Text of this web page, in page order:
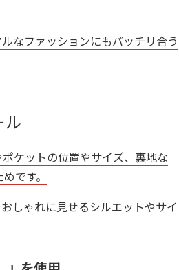
なファッションにもバッチリ合う
ル
ケットの位置やサイズ、裏地な
です。
しゃれに見せるシルエットやサイ